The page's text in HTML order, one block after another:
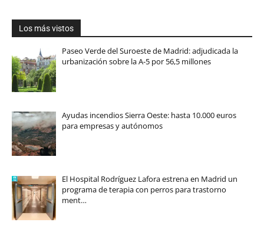
Los más vistos
Paseo Verde del Suroeste de Madrid: adjudicada la
urbanización sobre la A-5 por 56,5 millones
Ayudas incendios Sierra Oeste: hasta 10.000 euros
para empresas y autónomos
El Hospital Rodríguez Lafora estrena en Madrid un
programa de terapia con perros para trastorno
ment…